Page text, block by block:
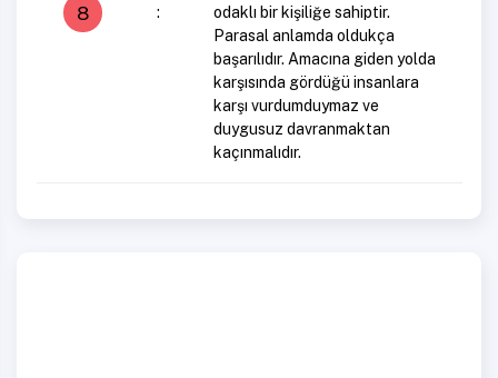
8 :
odaklı bir kişiliğe sahiptir.
Parasal anlamda oldukça
başarılıdır. Amacına giden yolda
karşısında gördüğü insanlara
karşı vurdumduymaz ve
duygusuz davranmaktan
kaçınmalıdır.